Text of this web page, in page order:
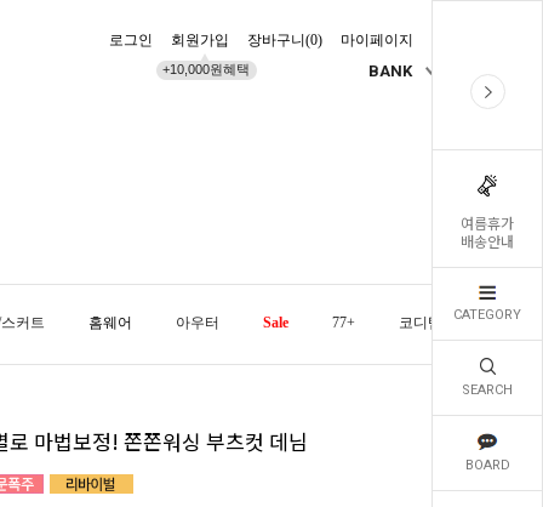
여름휴가
배송안내
CATEGORY
SEARCH
BOARD
로그인 회원가입
+10,000원혜택
장바구니(0) 마이페이지
BANK
커트 홈웨어 아우터 Sale 77+ 코디템 오늘발송
로 마법보정! 쫀쫀워싱 부츠컷 데님